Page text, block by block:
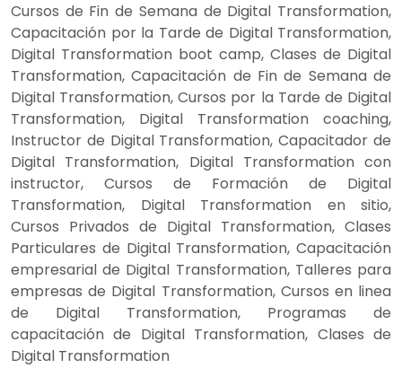
Cursos de Fin de Semana de Digital Transformation,
Capacitación por la Tarde de Digital Transformation,
Digital Transformation boot camp, Clases de Digital
Transformation, Capacitación de Fin de Semana de
Digital Transformation, Cursos por la Tarde de Digital
Transformation, Digital Transformation coaching,
Instructor de Digital Transformation, Capacitador de
Digital Transformation, Digital Transformation con
instructor, Cursos de Formación de Digital
Transformation, Digital Transformation en sitio,
Cursos Privados de Digital Transformation, Clases
Particulares de Digital Transformation, Capacitación
empresarial de Digital Transformation, Talleres para
empresas de Digital Transformation, Cursos en linea
de Digital Transformation, Programas de
capacitación de Digital Transformation, Clases de
Digital Transformation